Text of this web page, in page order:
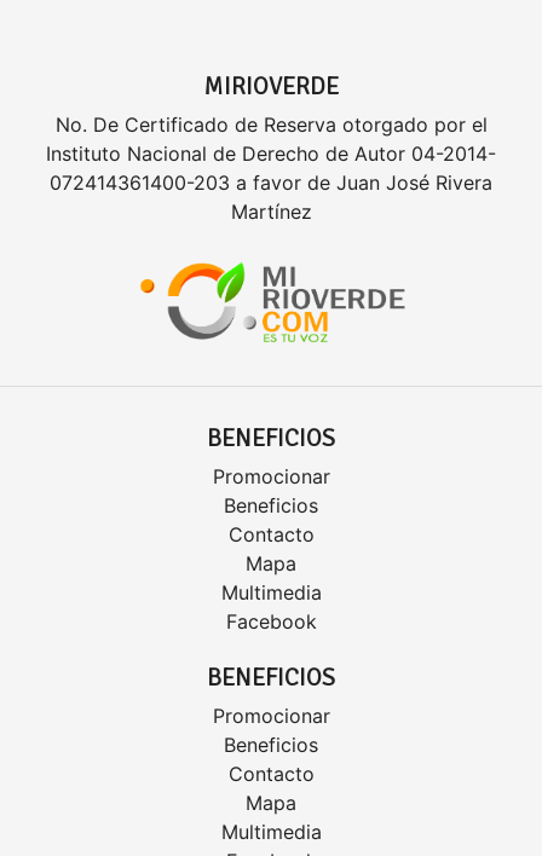
MIRIOVERDE
No. De Certificado de Reserva otorgado por el
Instituto Nacional de Derecho de Autor 04-2014-
072414361400-203 a favor de Juan José Rivera
Martínez
BENEFICIOS
Promocionar
Beneficios
Contacto
Mapa
Multimedia
Facebook
BENEFICIOS
Promocionar
Beneficios
Contacto
Mapa
Multimedia